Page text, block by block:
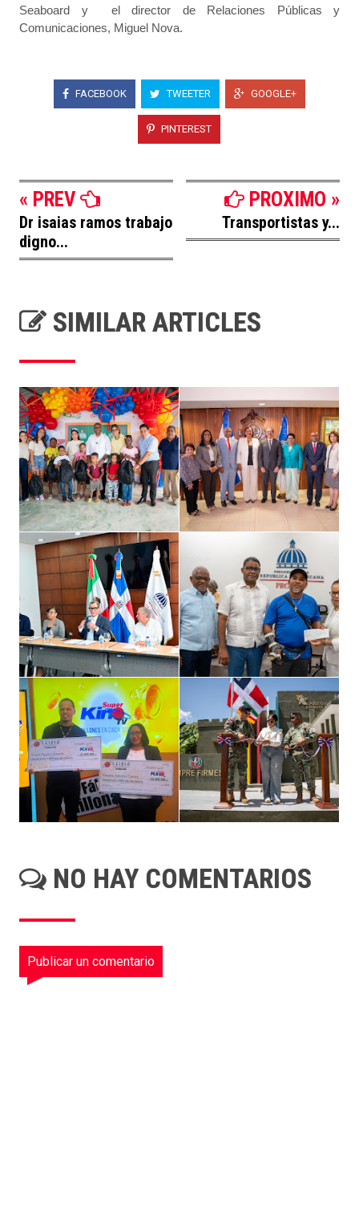
Seaboard y el director de Relaciones Públicas y
Comunicaciones, Miguel Nova.
FACEBOOK TWEETER GOOGLE+
PINTEREST
« PREV
Dr isaias ramos trabajo
digno...
PROXIMO »
Transportistas y...
SIMILAR ARTICLES
NO HAY COMENTARIOS
Publicar un comentario